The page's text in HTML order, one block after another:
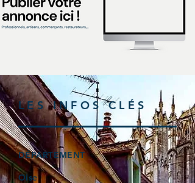
LES INFOS CLÉS
DÉPARTEMENT
Oise